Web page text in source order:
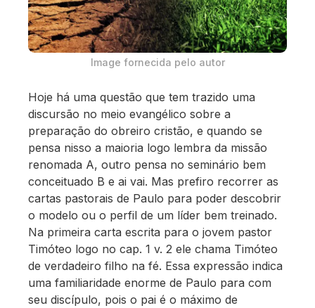
Image fornecida pelo autor
Hoje há uma questão que tem trazido uma
discursão no meio evangélico sobre a
preparação do obreiro cristão, e quando se
pensa nisso a maioria logo lembra da missão
renomada A, outro pensa no seminário bem
conceituado B e ai vai. Mas prefiro recorrer as
cartas pastorais de Paulo para poder descobrir
o modelo ou o perfil de um líder bem treinado.
Na primeira carta escrita para o jovem pastor
Timóteo logo no cap. 1 v. 2 ele chama Timóteo
de verdadeiro filho na fé. Essa expressão indica
uma familiaridade enorme de Paulo para com
seu discípulo, pois o pai é o máximo de